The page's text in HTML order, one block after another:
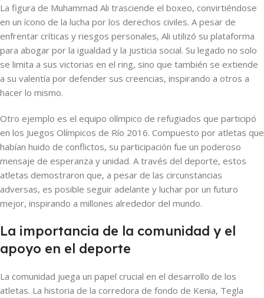
La figura de Muhammad Ali trasciende el boxeo, convirtiéndose
en un ícono de la lucha por los derechos civiles. A pesar de
enfrentar críticas y riesgos personales, Ali utilizó su plataforma
para abogar por la igualdad y la justicia social. Su legado no solo
se limita a sus victorias en el ring, sino que también se extiende
a su valentía por defender sus creencias, inspirando a otros a
hacer lo mismo.
Otro ejemplo es el equipo olímpico de refugiados que participó
en los Juegos Olímpicos de Río 2016. Compuesto por atletas que
habían huido de conflictos, su participación fue un poderoso
mensaje de esperanza y unidad. A través del deporte, estos
atletas demostraron que, a pesar de las circunstancias
adversas, es posible seguir adelante y luchar por un futuro
mejor, inspirando a millones alrededor del mundo.
La importancia de la comunidad y el
apoyo en el deporte
La comunidad juega un papel crucial en el desarrollo de los
atletas. La historia de la corredora de fondo de Kenia, Tegla